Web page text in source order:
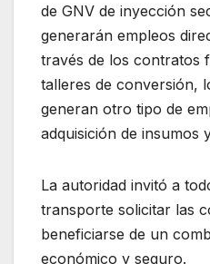
de GNV de inyección
generarán empleos
través de los contratos
talleres de conversión,
generan otro tipo de
adquisición de insumos
La autoridad invitó a
transporte solicitar las
beneficiarse de un
económico y seguro.